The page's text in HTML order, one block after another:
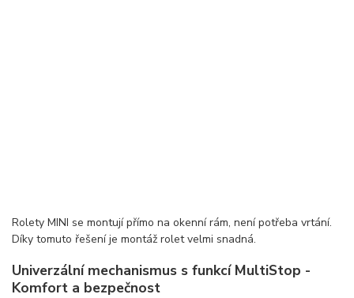
Rolety MINI se montují přímo na okenní rám, není potřeba vrtání.
Díky tomuto řešení je montáž rolet velmi snadná.
Univerzální mechanismus s funkcí MultiStop -
Komfort a bezpečnost